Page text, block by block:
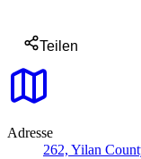
Teilen
Adresse
262, Yilan